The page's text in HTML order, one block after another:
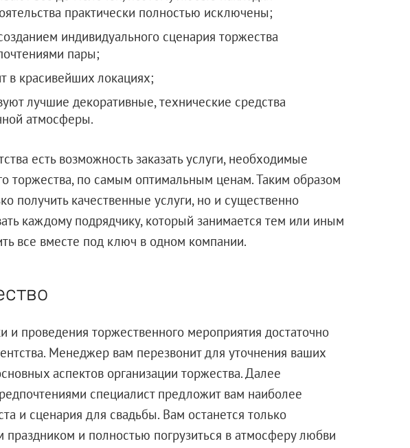
практически полностью исключены;
индивидуального сценария торжества
пары;
в красивейших локациях;
лучшие декоративные, технические средства
атмосферы.
есть возможность заказать услуги, необходимые
торжества, по самым оптимальным ценам. Таким образом
получить качественные услуги, но и существенно
каждому подрядчику, который занимается тем или иным
все вместе под ключ в одном компании.
и проведения торжественного мероприятия достаточно
Менеджер вам перезвонит для уточнения ваших
аспектов организации торжества. Далее
специалист предложит вам наиболее
и сценария для свадьбы. Вам останется только
праздником и полностью погрузиться в атмосферу любви